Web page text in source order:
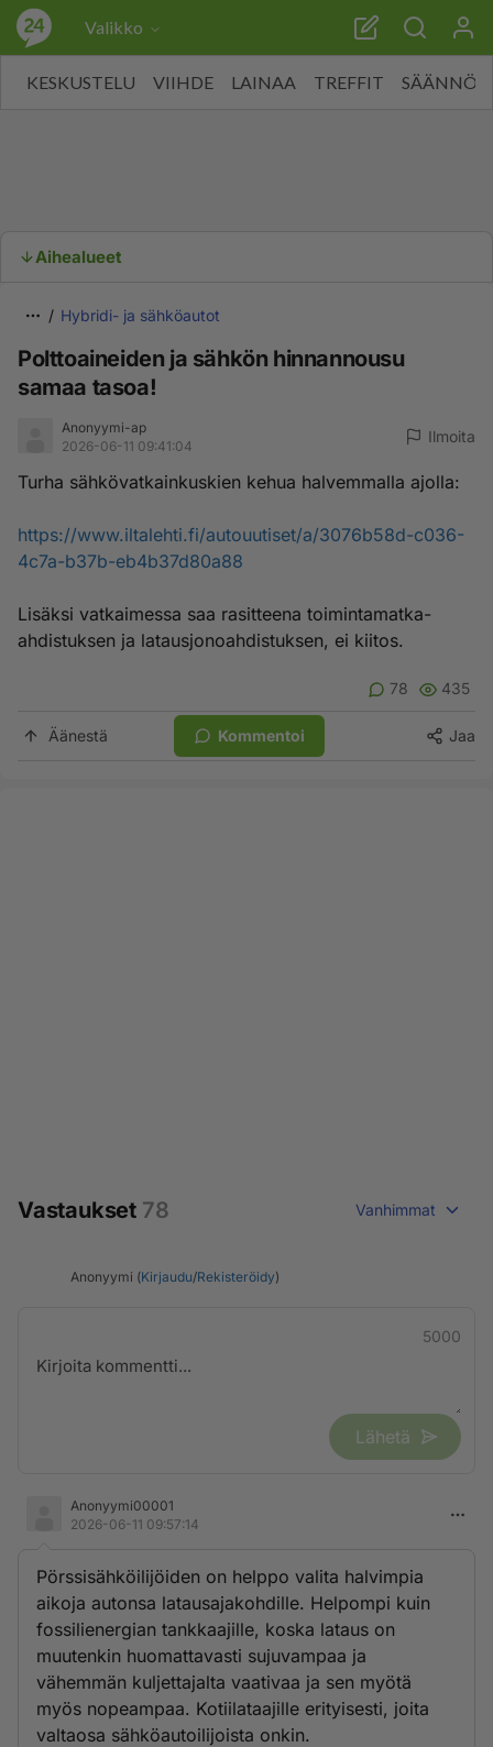
Valikko
KESKUSTELU VIIHDE LAINAA TREFFIT SÄÄNNÖT
Aihealueet
Hybridi- ja sähköautot
Polttoaineiden ja sähkön hinnannousu
samaa tasoa!
Anonyymi-ap
2026-06-11 09:41:04
Ilmoita
Turha sähkövatkainkuskien kehua halvemmalla ajolla:
https://www.iltalehti.fi/autouutiset/a/3076b58d-c036-
4c7a-b37b-eb4b37d80a88
Lisäksi vatkaimessa saa rasitteena toimintamatka-
ahdistuksen ja latausjonoahdistuksen, ei kiitos.
78 435
Äänestä Kommentoi Jaa
Vastaukset 78 Vanhimmat
Anonyymi (Kirjaudu/Rekisteröidy)
5000
Lähetä
Anonyymi00001
2026-06-11 09:57:14
Pörssisähköilijöiden on helppo valita halvimpia
aikoja autonsa latausajakohdille. Helpompi kuin
fossilienergian tankkaajille, koska lataus on
muutenkin huomattavasti sujuvampaa ja
vähemmän kuljettajalta vaativaa ja sen myötä
myös nopeampaa. Kotiilataajille erityisesti, joita
valtaosa sähköautoilijoista onkin.